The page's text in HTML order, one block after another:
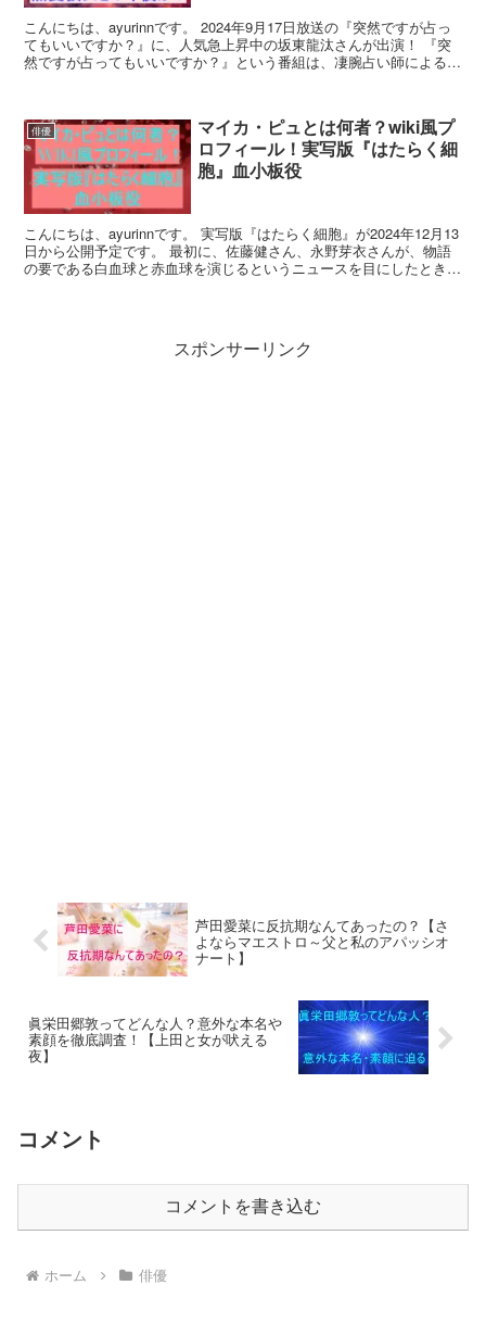
こんにちは、ayurinnです。 2024年9月17日放送の『突然ですが占っ
てもいいですか？』に、人気急上昇中の坂東龍汰さんが出演！ 『突
然ですが占ってもいいですか？』という番組は、凄腕占い師による的
俳優
マイカ・ピュとは何者？wiki風プ
ロフィール！実写版『はたらく細
胞』血小板役
こんにちは、ayurinnです。 実写版『はたらく細胞』が2024年12月13
日から公開予定です。 最初に、佐藤健さん、永野芽衣さんが、物語
の要である白血球と赤血球を演じるというニュースを目にしたとき、
スポンサーリンク
芦田愛菜に反抗期なんてあったの？【さ
よならマエストロ～父と私のアパッシオ
ナート】
眞栄田郷敦ってどんな人？意外な本名や
素顔を徹底調査！【上田と女が吠える
夜】
コメント
コメントを書き込む
ホーム 俳優